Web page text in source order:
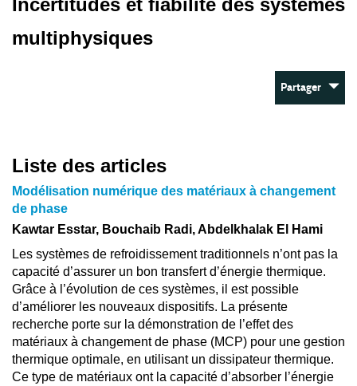
Incertitudes et fiabilité des systèmes
multiphysiques
Partager
Liste des articles
Modélisation numérique des matériaux à changement
de phase
Kawtar Esstar, Bouchaib Radi, Abdelkhalak El Hami
Les systèmes de refroidissement traditionnels n’ont pas la
capacité d’assurer un bon transfert d’énergie thermique.
Grâce à l’évolution de ces systèmes, il est possible
d’améliorer les nouveaux dispositifs. La présente
recherche porte sur la démonstration de l’effet des
matériaux à changement de phase (MCP) pour une gestion
thermique optimale, en utilisant un dissipateur thermique.
Ce type de matériaux ont la capacité d’absorber l’énergie